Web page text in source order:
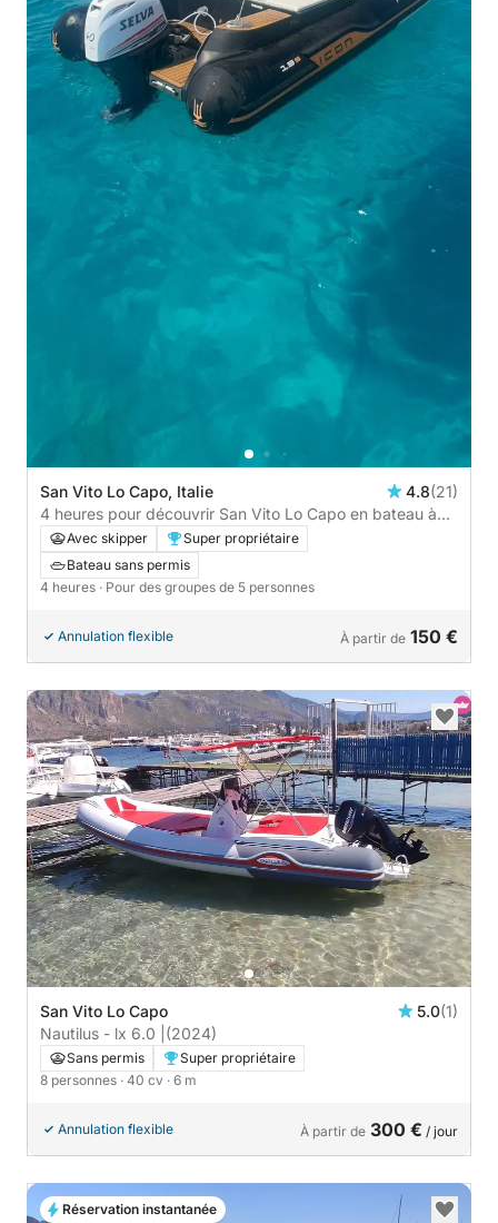
San Vito Lo Capo, Italie 4.8(21)
4 heures pour découvrir San Vito Lo Capo en bateau à
moteur
Avec skipper
Super propriétaire
Bateau sans permis
4 heures · Pour des groupes de 5 personnes
Annulation flexible À partir de 150 €
San Vito Lo Capo 5.0(1)
Nautilus - lx 6.0 | (2024)
Sans permis
Super propriétaire
8 personnes · 40 cv · 6 m
Annulation flexible À partir de 300 € / jour
Réservation instantanée